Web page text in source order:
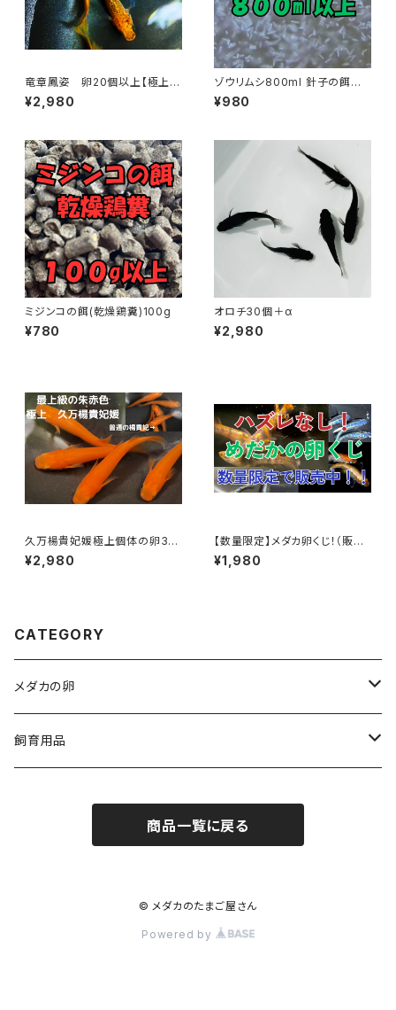
竜章鳳姿 卵20個以上【極上種
親使用】
¥2,980
ゾウリムシ800ml 針子の餌に
最適
¥980
ミジンコの餌(乾燥鶏糞)100g
¥780
オロチ30個＋α
¥2,980
久万楊貴妃媛極上個体の卵30
個＋α
¥2,980
【数量限定】メダカ卵くじ！（販売
されてないレア種も？）
¥1,980
CATEGORY
メダカの卵
人気品種
飼育用品
medaka-goods
商品一覧に戻る
© メダカのたまご屋さん
Powered by